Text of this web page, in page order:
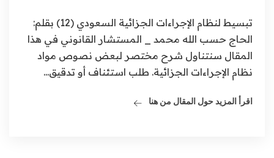
تبسيط لنظام الإجراءات الجزائية السعودي (12) بقلم:
الحاج حسب الله محمد _ المستشار القانوني في هذا
المقال سنتناول شرح مختصر لبعض نصوص مواد
نظام الإجراءات الجزائية. طلب استئناف أو تدقيق...
اقرأ المزيد حول المقال من هنا